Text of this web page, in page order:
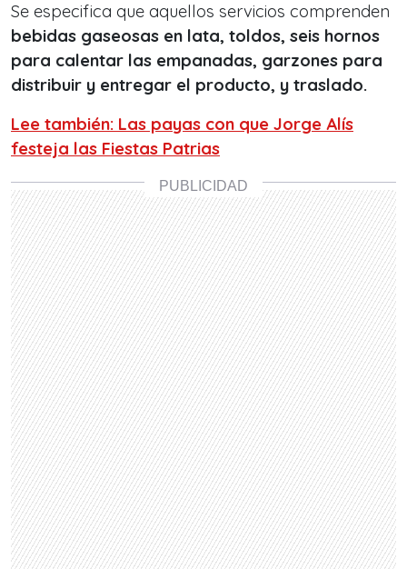
Se especifica que aquellos servicios comprenden
bebidas gaseosas en lata, toldos, seis hornos
para calentar las empanadas, garzones para
distribuir y entregar el producto, y traslado.
Lee también: Las payas con que Jorge Alís
festeja las Fiestas Patrias